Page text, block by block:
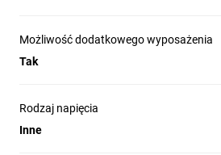
Możliwość dodatkowego wyposażenia
Tak
Rodzaj napięcia
Inne